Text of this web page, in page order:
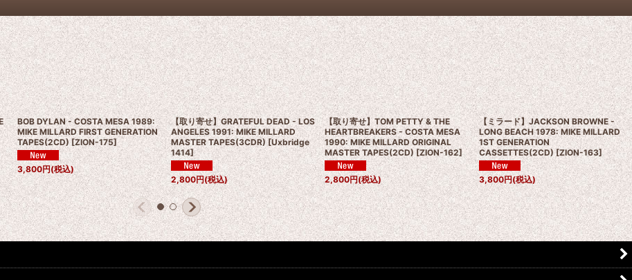
BOB DYLAN - COSTA MESA 1989:
MIKE MILLARD FIRST GENERATION
TAPES(2CD) [ZION-175]
3,800円(税込)
【取り寄せ】GRATEFUL DEAD - LOS
ANGELES 1991: MIKE MILLARD
MASTER TAPES(3CDR) [Uxbridge
1414]
2,800円(税込)
【取り寄せ】TOM PETTY & THE
HEARTBREAKERS - COSTA MESA
1990: MIKE MILLARD ORIGINAL
MASTER TAPES(2CD) [ZION-162]
2,800円(税込)
【ミラード】JACKSON BROWNE -
LONG BEACH 1978: MIKE MILLARD
1ST GENERATION
CASSETTES(2CD) [ZION-163]
3,800円(税込)